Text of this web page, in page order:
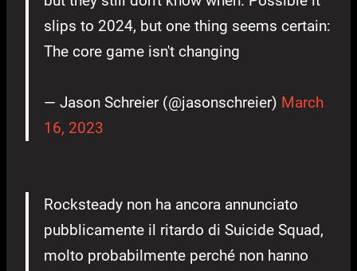
slips to 2024, but one thing seems certain:
The core game isn't changing
— Jason Schreier (@jasonschreier) March
16, 2023
Rocksteady non ha ancora annunciato
pubblicamente il ritardo di Suicide Squad,
molto probabilmente perché non hanno